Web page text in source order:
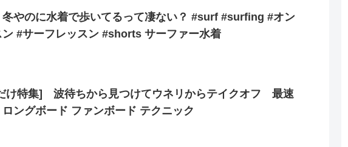
冬やのに水着で歩いてるって凄ない？ #surf #surfing #オン
ン #サーフレッスン #shorts サーファー水着
け特集] 波待ちから見つけてウネリからテイクオフ 最速
ングボード ファンボード テクニック